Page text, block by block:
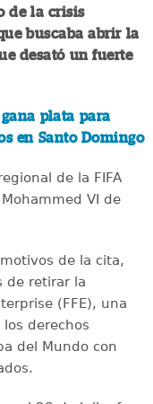
de la crisis
buscaba abrir la
desató un fuerte
plata para
en Santo Domingo
de la FIFA
VI de
de la cita,
de retirar la
(FFE), una
derechos
del Mundo con